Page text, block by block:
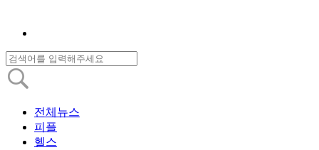
전체뉴스
피플
헬스